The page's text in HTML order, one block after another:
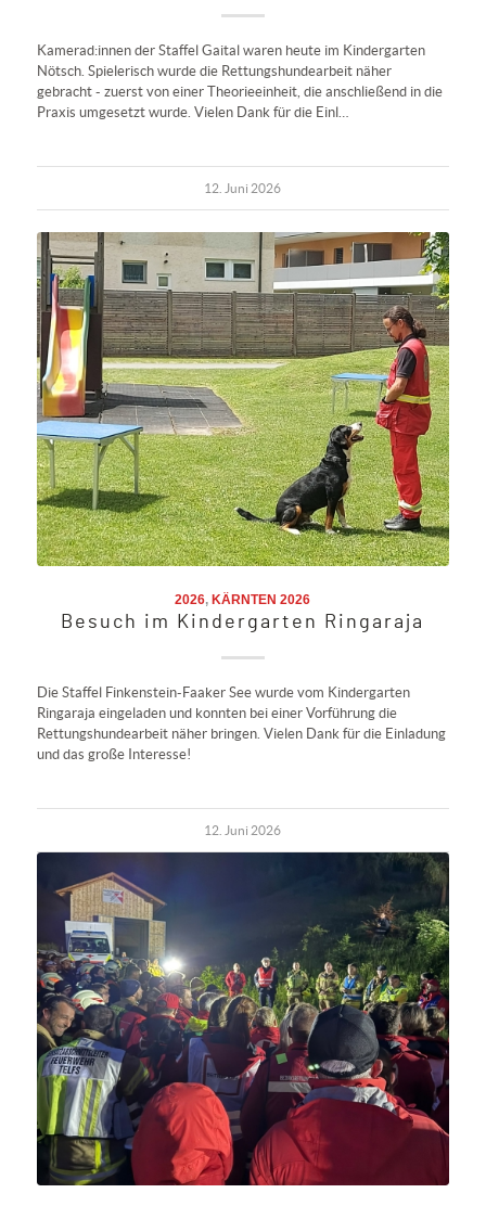
Kamerad:innen der Staffel Gaital waren heute im Kindergarten
Nötsch. Spielerisch wurde die Rettungshundearbeit näher
gebracht - zuerst von einer Theorieeinheit, die anschließend in die
Praxis umgesetzt wurde. Vielen Dank für die Einl…
12. Juni 2026
2026,KÄRNTEN 2026
Besuch im Kindergarten Ringaraja
Die Staffel Finkenstein-Faaker See wurde vom Kindergarten
Ringaraja eingeladen und konnten bei einer Vorführung die
Rettungshundearbeit näher bringen. Vielen Dank für die Einladung
und das große Interesse!
12. Juni 2026